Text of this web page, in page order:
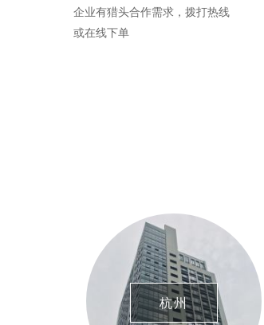
企业有猎头合作需求，拨打热线
或在线下单
杭州